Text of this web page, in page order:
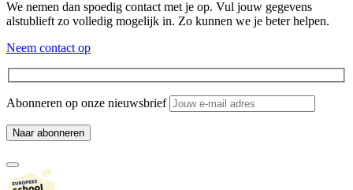
We nemen dan spoedig contact met je op. Vul jouw gegevens
alstublieft zo volledig mogelijk in. Zo kunnen we je beter helpen.
Neem contact op
Abonneren op onze nieuwsbrief